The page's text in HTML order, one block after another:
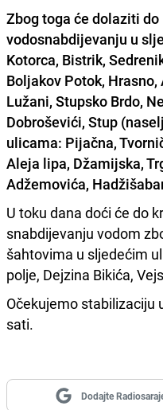
Zbog toga će dolaziti
vodosnabdijevanju u
Kotorca, Bistrik,
Boljakov Potok,
Lužani, Stupsko Brdo,
Dobroševići, Stup
ulicama: Pijačna,
Aleja lipa, Džamijska,
Adžemovića,
U toku dana doći će do
snabdijevanju vodom
šahtovima u sljedećim
polje, Dejzina Bikića,
Očekujemo stabilizaciju
sati.
Dodajte